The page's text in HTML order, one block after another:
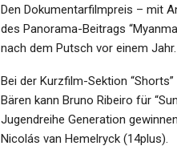
Den Dokumentarfilmpreis – mit
des Panorama-Beitrags
nach dem Putsch vor einem Jahr.
Bei der Kurzfilm-Sektion
Bären kann Bruno Ribeiro für
Jugendreihe Generation
Nicolás van Hemelryck (14plus).